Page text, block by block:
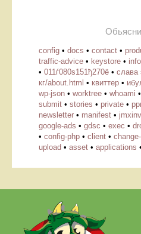
config • docs • contact •
traffic-advice • keystore • info
• 011ѓ080ѕ151ђ270ё • слава
кг/about.html • квиттер •
wp-json • worktree • whoami •
submit • stories • private •
newsletter • manifest •
google-ads • gdsc • exec •
• config-php • client •
upload • asset • applications •